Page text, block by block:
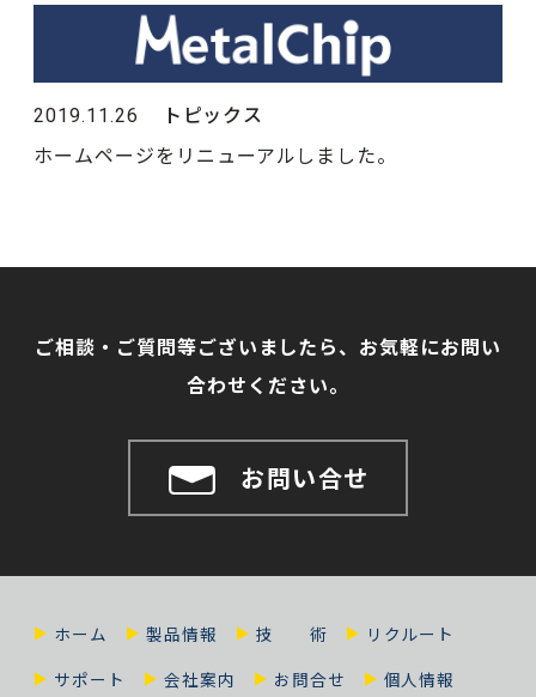
2019.11.26
トピックス
ホームページをリニューアルしました。
ご相談・ご質問等ございましたら、お気軽にお問い
合わせください。
お問い合せ
ホーム 製品情報 技 術
リクルート
サポート
会社案内 お問合せ 個人情報